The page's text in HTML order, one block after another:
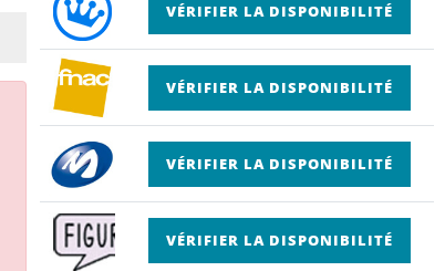
VÉRIFIER LA DISPONIBILITÉ
VÉRIFIER LA DISPONIBILITÉ
VÉRIFIER LA DISPONIBILITÉ
VÉRIFIER LA DISPONIBILITÉ